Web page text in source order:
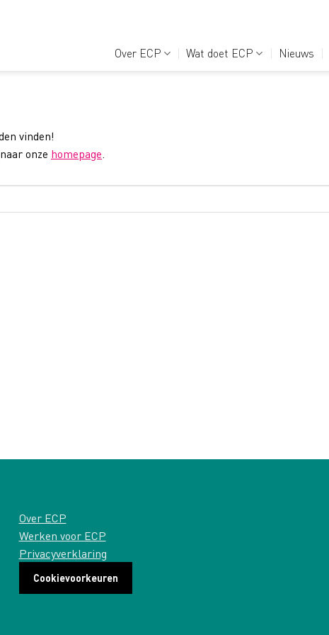
Over ECP Wat doet ECP Nieuws
vinden!
onze homepage
Over ECP
Werken voor ECP
Privacyverklaring
Cookievoorkeuren